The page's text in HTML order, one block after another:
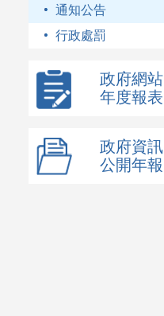
通知公告
行政處罰
政府網站
年度報表
政府資訊
公開年報